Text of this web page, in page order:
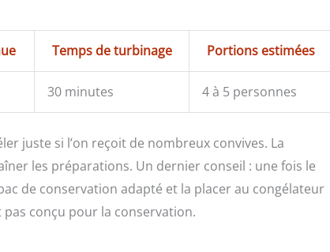
Temps de turbinage Portions estimées
30 minutes 4 à 5 personnes
juste si l’on reçoit de nombreux convives. La
les préparations. Un dernier conseil : une fois le
de conservation adapté et la placer au congélateur
pas conçu pour la conservation.